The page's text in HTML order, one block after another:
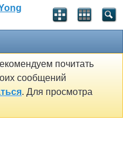
почитать
сообщений
. Для просмотра